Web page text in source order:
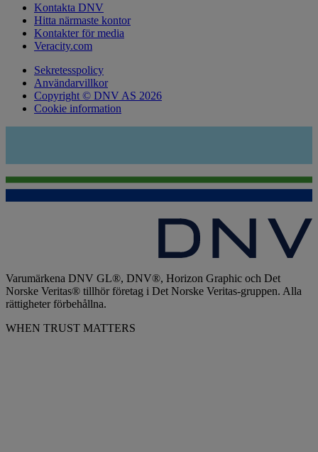
Kontakta DNV
Hitta närmaste kontor
Kontakter för media
Veracity.com
Sekretesspolicy
Användarvillkor
Copyright © DNV AS 2026
Cookie information
Varumärkena DNV GL®, DNV®, Horizon Graphic och Det
Norske Veritas® tillhör företag i Det Norske Veritas-gruppen. Alla
rättigheter förbehållna.
WHEN TRUST MATTERS